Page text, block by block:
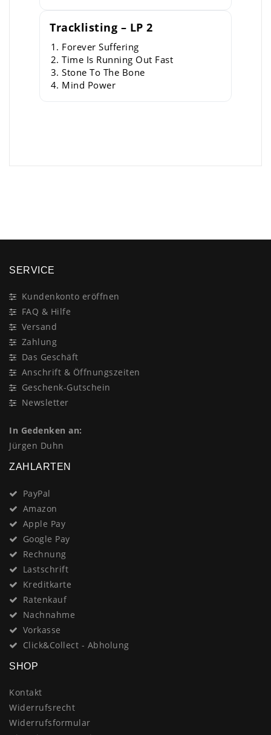
Tracklisting – LP 2
Forever Suffering
Time Is Running Out Fast
Stone To The Bone
Mind Power
SERVICE
Kundenkonto eröffnen
FAQ & Hilfe
Versand
Zahlung
Das Geschäft
Anschrift & Öffnungszeiten
Geschenk-Gutschein
Newsletter
In Gedenken an:
Jürgen Duhn
ZAHLARTEN
PayPal
Amazon
Apple Pay
Google Pay
Rechnung
Lastschrift
Kreditkarte
Ratenkauf
Nachnahme
Vorkasse
Click&Collect - Abholung
SHOP
Kontakt
Widerrufsrecht
Widerrufsformular